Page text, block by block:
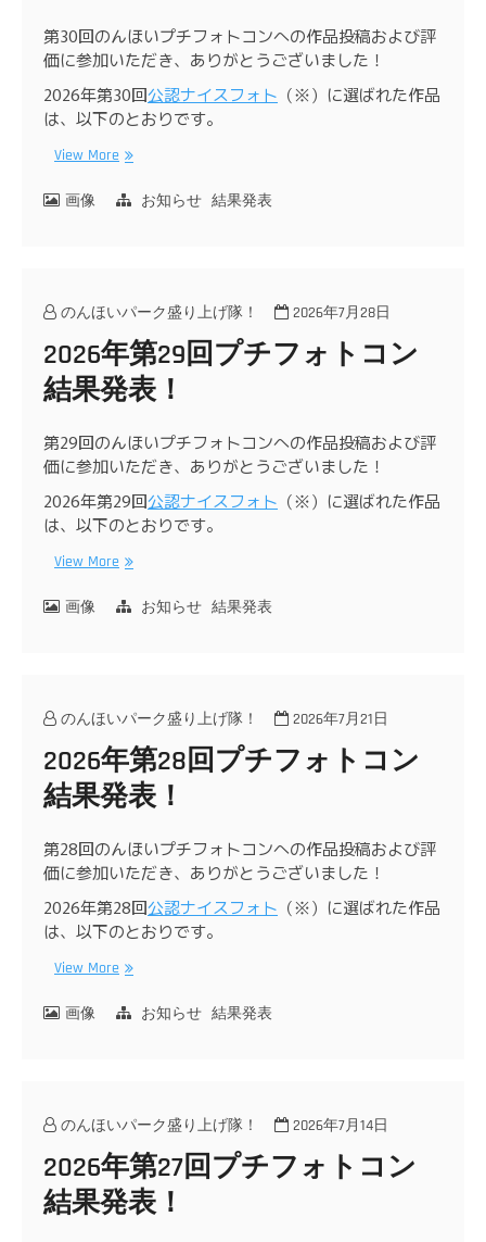
第30回のんほいプチフォトコンへの作品投稿および評
価に参加いただき、ありがとうございました！
2026年第30回公認ナイスフォト （※）に選ばれた作品
は、以下のとおりです。
View More
画像 お知らせ 結果発表
のんほいパーク盛り上げ隊！ 2026年7月28日
2026年第29回プチフォトコン
結果発表！
第29回のんほいプチフォトコンへの作品投稿および評
価に参加いただき、ありがとうございました！
2026年第29回公認ナイスフォト （※）に選ばれた作品
は、以下のとおりです。
View More
画像 お知らせ 結果発表
のんほいパーク盛り上げ隊！ 2026年7月21日
2026年第28回プチフォトコン
結果発表！
第28回のんほいプチフォトコンへの作品投稿および評
価に参加いただき、ありがとうございました！
2026年第28回公認ナイスフォト （※）に選ばれた作品
は、以下のとおりです。
View More
画像 お知らせ 結果発表
のんほいパーク盛り上げ隊！ 2026年7月14日
2026年第27回プチフォトコン
結果発表！